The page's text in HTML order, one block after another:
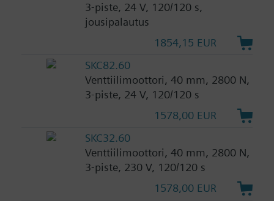
3-piste, 24 V, 120/120 s,
jousipalautus
1854,15 EUR
SKC82.60
Venttiilimoottori, 40 mm, 2800 N,
3-piste, 24 V, 120/120 s
1578,00 EUR
SKC32.60
Venttiilimoottori, 40 mm, 2800 N,
3-piste, 230 V, 120/120 s
1578,00 EUR